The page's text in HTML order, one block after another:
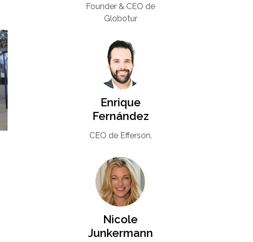
Founder & CEO de
Globotur​
Enrique
Fernández
CEO de Efferson.
Nicole
Junkermann​